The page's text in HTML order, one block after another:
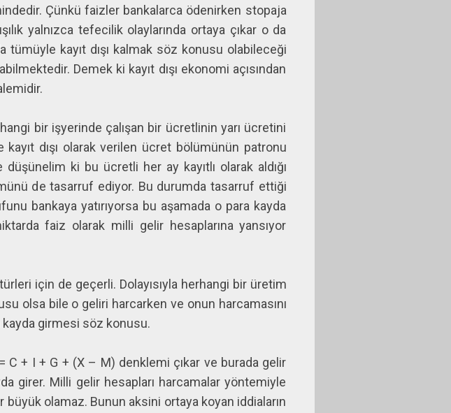
Çünkü faizler bankalarca ödenirken stopaja
yalnızca tefecilik olaylarında ortaya çıkar o da
tümüyle kayıt dışı kalmak söz konusu olabileceği
Demek ki kayıt dışı ekonomi açısından
bir işyerinde çalışan bir ücretlinin yarı ücretini
kayıt dışı olarak verilen ücret bölümünün patronu
düşünelim ki bu ücretli her ay kayıtlı olarak aldığı
de tasarruf ediyor. Bu durumda tasarruf ettiği
bankaya yatırıyorsa bu aşamada o para kayda
faiz olarak milli gelir hesaplarına yansıyor
için de geçerli. Dolayısıyla herhangi bir üretim
olsa bile o geliri harcarken ve onun harcamasını
girmesi söz konusu.
C + I + G + (X – M) denklemi çıkar ve burada gelir
girer. Milli gelir hesapları harcamalar yöntemiyle
büyük olamaz. Bunun aksini ortaya koyan iddiaların